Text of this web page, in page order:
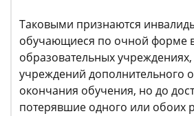
Таковыми признаются
обучающиеся по очной форме
образовательных
учреждений дополнительного
окончания обучения, но до
потерявшие одного или обоих